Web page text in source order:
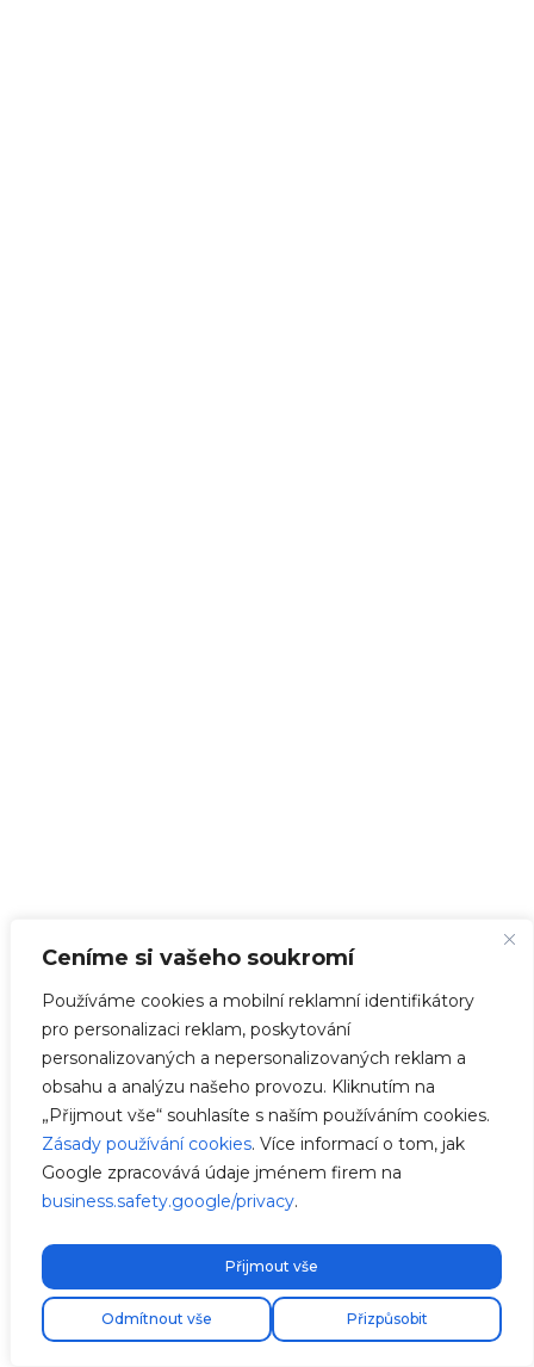
Ceníme si vašeho soukromí
Používáme cookies a mobilní reklamní identifikátory
pro personalizaci reklam, poskytování
personalizovaných a nepersonalizovaných reklam a
obsahu a analýzu našeho provozu. Kliknutím na
„Přijmout vše“ souhlasíte s naším používáním cookies.
Zásady používání cookies. Více informací o tom, jak
Google zpracovává údaje jménem firem na
business.safety.google/privacy.
Přizpůsobit
Odmítnout vše
Přijmout vše
Zdarma expresní doprava!